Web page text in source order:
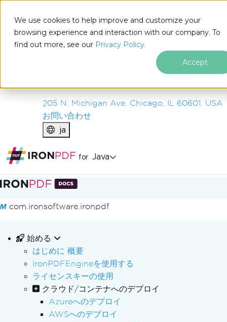
We use cookies to help improve and customize your
browsing experience and interaction with our company. To
find out more, see our Privacy Policy.
Accept
IRONSOFTWARE
製品
エンタープライズ
205 N. Michigan Ave. Chicago, IL 60601, USA
お問い合わせ
ja
for Java
フッターコンテンツにスキップ
com.ironsoftware.ironpdf
始める
はじめに 概要
IronPDFEngineを使用する
ライセンスキーの使用
クラウド/コンテナへのデプロイ
Azureへのデプロイ
AWSへのデプロイ